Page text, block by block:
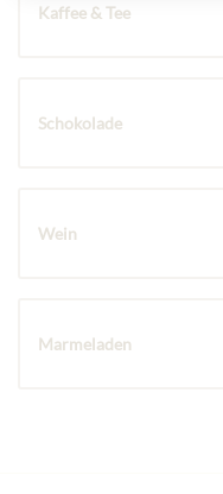
Kaffee & Tee
Schokolade
Wein
Marmeladen